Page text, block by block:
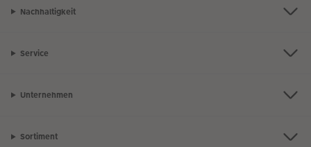
Nachhaltigkeit
Service
Unternehmen
Sortiment